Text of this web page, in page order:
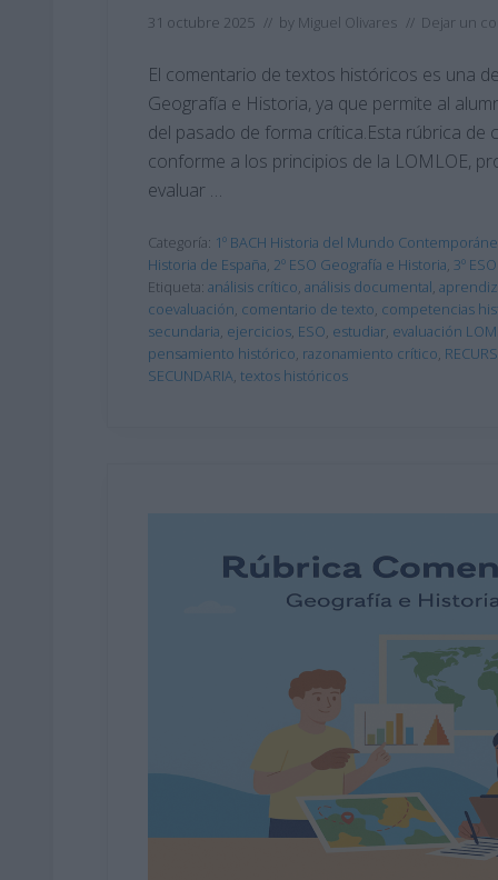
31 octubre 2025 // by Miguel Olivares // Dejar un
El comentario de textos históricos es una
Geografía e Historia, ya que permite al
del pasado de forma crítica.Esta rúbrica
conforme a los principios de la LOMLOE,
evaluar …
Categoría: 1º BACH Historia del Mundo
Historia de España, 2º ESO Geografía e Historia, 3º
Etiqueta: análisis crítico, análisis documental,
coevaluación, comentario de texto, competencias
secundaria, ejercicios, ESO, estudiar, evaluación
pensamiento histórico, razonamiento crítico,
SECUNDARIA, textos históricos